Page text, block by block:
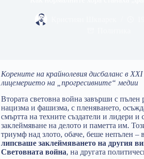
Корените на крайнолевия дисбаланс в XXI
лицемерието на „прогресивните“ медии
Втората световна война завърши с пълен
нацизма и фашизма, с пленяването,
смъртта на техните създатели и лидери и
заклеймяване на делото и паметта им.
триумф над злото, обаче, беше непълен –
липсваше заклеймяването на другия
Световната война, на другата